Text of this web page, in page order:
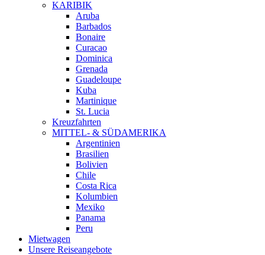
KARIBIK
Aruba
Barbados
Bonaire
Curacao
Dominica
Grenada
Guadeloupe
Kuba
Martinique
St. Lucia
Kreuzfahrten
MITTEL- & SÜDAMERIKA
Argentinien
Brasilien
Bolivien
Chile
Costa Rica
Kolumbien
Mexiko
Panama
Peru
Mietwagen
Unsere Reiseangebote